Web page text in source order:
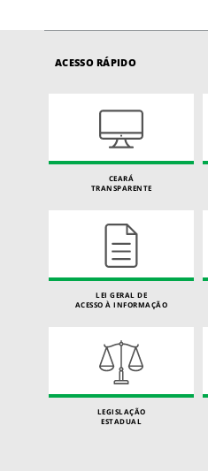
ACESSO RÁPIDO
CEARÁ
TRANSPARENTE
LEI GERAL DE
ACESSO À INFORMAÇÃO
LEGISLAÇÃO
ESTADUAL